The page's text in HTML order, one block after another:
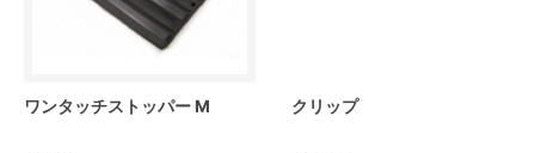
ワンタッチストッパー M クリップ